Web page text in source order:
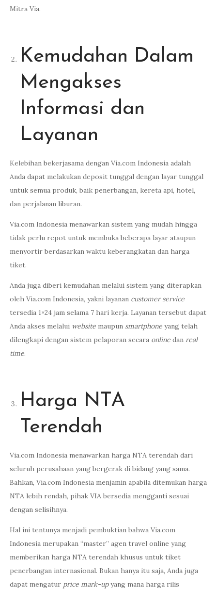
Mitra Via.
Kemudahan Dalam
Mengakses
Informasi dan
Layanan
Kelebihan bekerjasama dengan Via.com Indonesia adalah
Anda dapat melakukan deposit tunggal dengan layar tunggal
untuk semua produk, baik penerbangan, kereta api, hotel,
dan perjalanan liburan.
Via.com Indonesia menawarkan sistem yang mudah hingga
tidak perlu repot untuk membuka beberapa layar ataupun
menyortir berdasarkan waktu keberangkatan dan harga
tiket.
Anda juga diberi kemudahan melalui sistem yang diterapkan
oleh Via.com Indonesia, yakni layanan customer service
tersedia 1×24 jam selama 7 hari kerja. Layanan tersebut dapat
Anda akses melalui website maupun smartphone yang telah
dilengkapi dengan sistem pelaporan secara online dan real
time.
Harga NTA
Terendah
Via.com Indonesia menawarkan harga NTA terendah dari
seluruh perusahaan yang bergerak di bidang yang sama.
Bahkan, Via.com Indonesia menjamin apabila ditemukan harga
NTA lebih rendah, pihak VIA bersedia mengganti sesuai
dengan selisihnya.
Hal ini tentunya menjadi pembuktian bahwa Via.com
Indonesia merupakan “master” agen travel online yang
memberikan harga NTA terendah khusus untuk tiket
penerbangan internasional. Bukan hanya itu saja, Anda juga
dapat mengatur price mark-upyang mana harga rilis